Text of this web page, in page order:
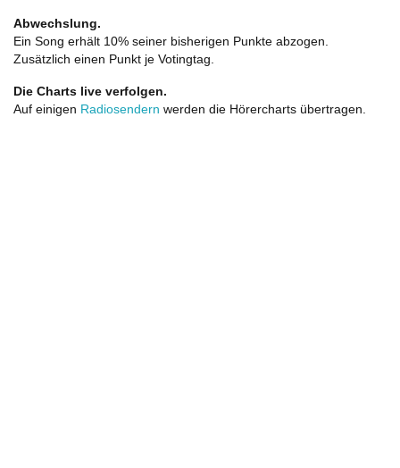
Abwechslung.
Ein Song erhält 10% seiner bisherigen Punkte abzogen.
Zusätzlich einen Punkt je Votingtag.
Die Charts live verfolgen.
Auf einigen Radiosendern werden die Hörercharts übertragen.